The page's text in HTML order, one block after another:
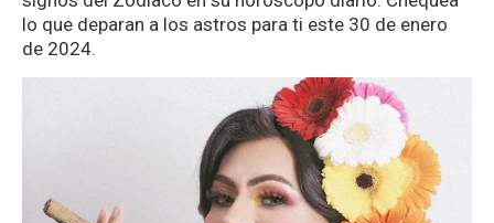
lo que deparan a los astros para ti este 30 de enero
de 2024.